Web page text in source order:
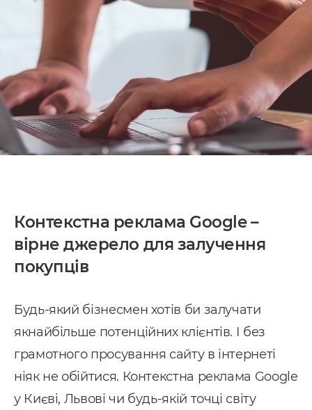
Контекстна реклама Google –
вірне джерело для залучення
покупців
Будь-який бізнесмен хотів би залучати
якнайбільше потенційних клієнтів. І без
грамотного просування сайту в інтернеті
ніяк не обійтися. Контекстна реклама Google
у Києві, Львові чи будь-якій точці світу